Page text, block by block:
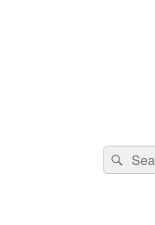
検
索:
検
索